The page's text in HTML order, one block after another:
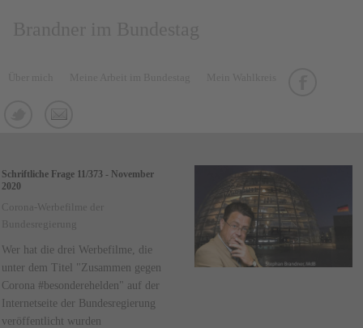
Schriftliche Frage 11/373 - November
2020
Corona-Werbefilme der
Bundesregierung
Wer hat die drei Werbefilme, die
unter dem Titel "Zusammen gegen
Corona #besonderehelden" auf der
Internetseite der Bundesregierung
veröffentlicht wurden